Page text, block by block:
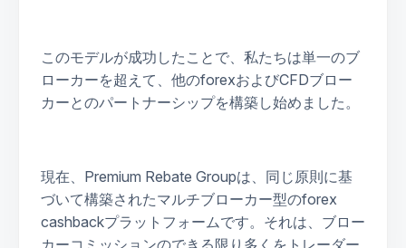
このモデルが成功したことで、私たちは単一のブ
ローカーを超えて、他のforexおよびCFDブロー
カーとのパートナーシップを構築し始めました。
現在、Premium Rebate Groupは、同じ原則に基
づいて構築されたマルチブローカー型のforex
cashbackプラットフォームです。それは、ブロー
カーコミッションのできる限り多くをトレーダー